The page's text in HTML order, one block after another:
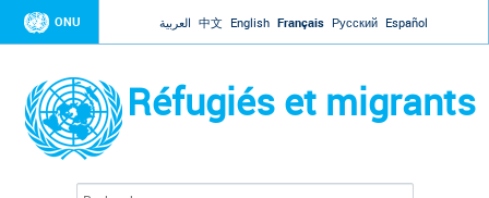
Jump to navigation
ONU العربية 中文 English Français Русский Español
Réfugiés et migrants